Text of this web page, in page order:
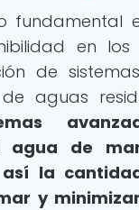
fundamental
en los
de
aguas
agua de
la
y